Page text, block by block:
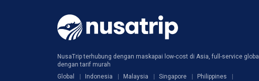
NusaTrip terhubung dengan maskapai low-cost di Asia, full-service global
dengan tarif murah
Global
Indonesia Malaysia Singapore Philippines